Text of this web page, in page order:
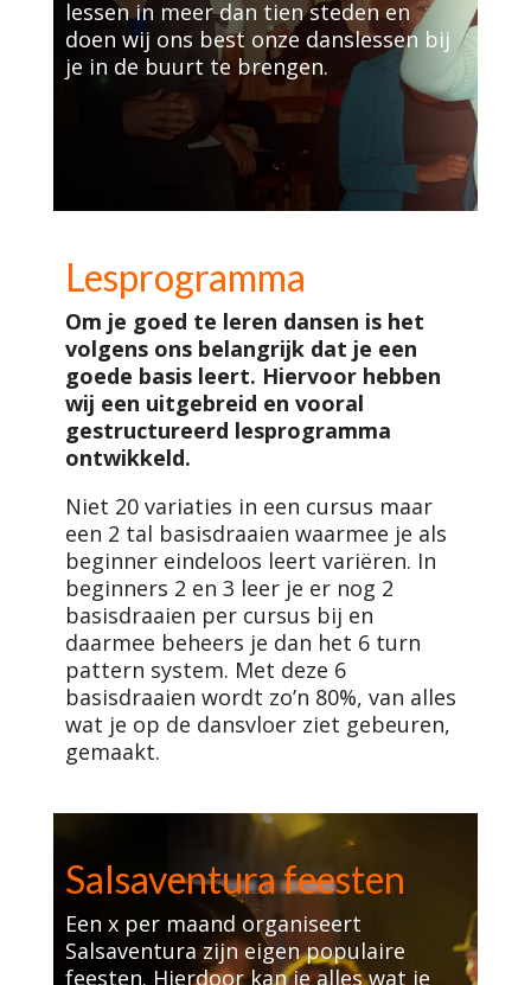
lessen in meer dan tien steden en
doen wij ons best onze danslessen bij
je in de buurt te brengen.
Lesprogramma
Om je goed te leren dansen is het
volgens ons belangrijk dat je een
goede basis leert. Hiervoor hebben
wij een uitgebreid en vooral
gestructureerd lesprogramma
ontwikkeld.
Niet 20 variaties in een cursus maar
een 2 tal basisdraaien waarmee je als
beginner eindeloos leert variëren. In
beginners 2 en 3 leer je er nog 2
basisdraaien per cursus bij en
daarmee beheers je dan het 6 turn
pattern system. Met deze 6
basisdraaien wordt zo’n 80%, van alles
wat je op de dansvloer ziet gebeuren,
gemaakt.
Salsaventura feesten
Een x per maand organiseert
Salsaventura zijn eigen populaire
feesten. Hierdoor kan je alles wat je